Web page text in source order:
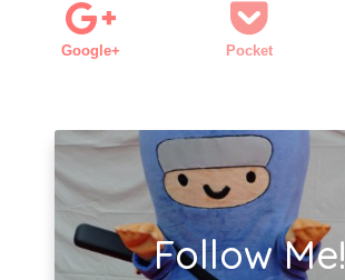
Google+ Pocket
Follow Me!